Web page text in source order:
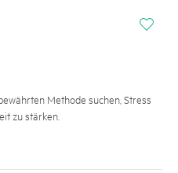
i
Methode suchen, Stress
zu stärken.